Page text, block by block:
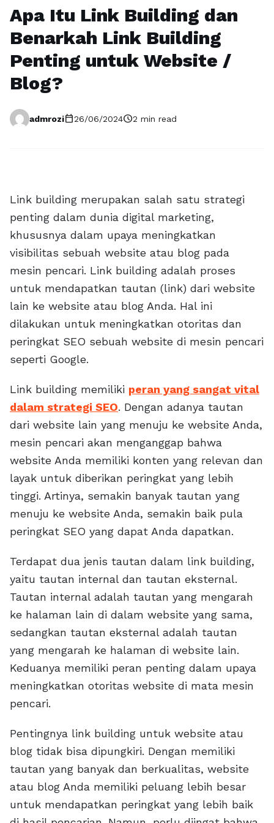
Apa Itu Link Building dan
Benarkah Link Building
Penting untuk Website /
Blog?
admrozicalendar_today26/06/2024schedule2 min read
Link building merupakan salah satu strategi
penting dalam dunia digital marketing,
khususnya dalam upaya meningkatkan
visibilitas sebuah website atau blog pada
mesin pencari. Link building adalah proses
untuk mendapatkan tautan (link) dari website
lain ke website atau blog Anda. Hal ini
dilakukan untuk meningkatkan otoritas dan
peringkat SEO sebuah website di mesin pencari
seperti Google.
Link building memiliki peran yang sangat vital
dalam strategi SEO. Dengan adanya tautan
dari website lain yang menuju ke website Anda,
mesin pencari akan menganggap bahwa
website Anda memiliki konten yang relevan dan
layak untuk diberikan peringkat yang lebih
tinggi. Artinya, semakin banyak tautan yang
menuju ke website Anda, semakin baik pula
peringkat SEO yang dapat Anda dapatkan.
Terdapat dua jenis tautan dalam link building,
yaitu tautan internal dan tautan eksternal.
Tautan internal adalah tautan yang mengarah
ke halaman lain di dalam website yang sama,
sedangkan tautan eksternal adalah tautan
yang mengarah ke halaman di website lain.
Keduanya memiliki peran penting dalam upaya
meningkatkan otoritas website di mata mesin
pencari.
Pentingnya link building untuk website atau
blog tidak bisa dipungkiri. Dengan memiliki
tautan yang banyak dan berkualitas, website
atau blog Anda memiliki peluang lebih besar
untuk mendapatkan peringkat yang lebih baik